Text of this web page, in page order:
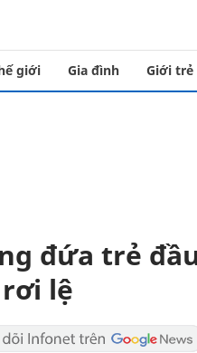
giới Gia đình Giới trẻ
đứa trẻ
lệ